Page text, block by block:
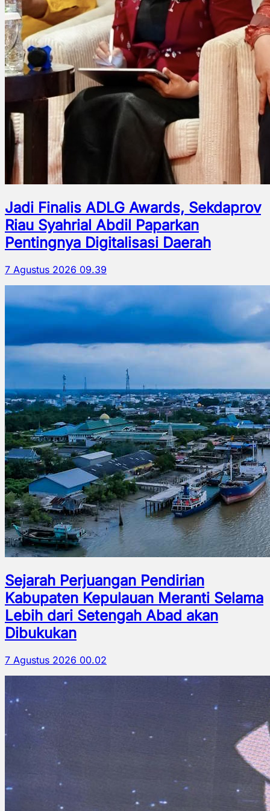
Jadi Finalis ADLG Awards, Sekdaprov
Riau Syahrial Abdil Paparkan
Pentingnya Digitalisasi Daerah
7 Agustus 2026 09.39
Sejarah Perjuangan Pendirian
Kabupaten Kepulauan Meranti Selama
Lebih dari Setengah Abad akan
Dibukukan
7 Agustus 2026 00.02